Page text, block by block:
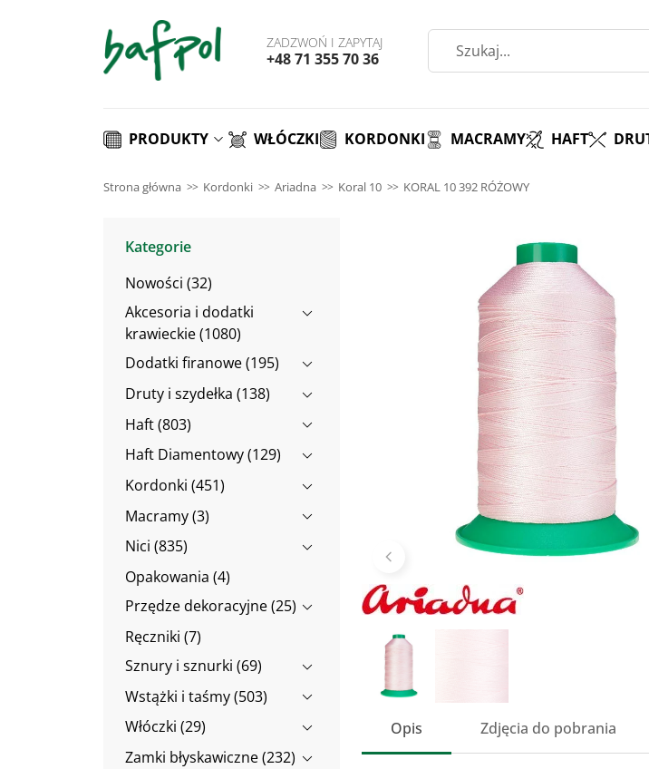
ZADZWOŃ I ZAPYTAJ
+48 71 355 70 36
PRODUKTY WŁÓCZKI KORDONKI MACRAMY HAFT
Strona główna Kordonki Ariadna Koral 10 KORAL 10 392 RÓŻOWY
Kategorie
Nowości (32)
Akcesoria i dodatki
krawieckie (1080)
Dodatki firanowe (195)
Druty i szydełka (138)
Haft (803)
Haft Diamentowy (129)
Kordonki (451)
Macramy (3)
Nici (835)
Opakowania (4)
Przędze dekoracyjne (25)
Ręczniki (7)
Sznury i sznurki (69)
Wstążki i taśmy (503)
Włóczki (29)
Zamki błyskawiczne (232)
Poprzedni
Opis Zdjęcia do pobrania